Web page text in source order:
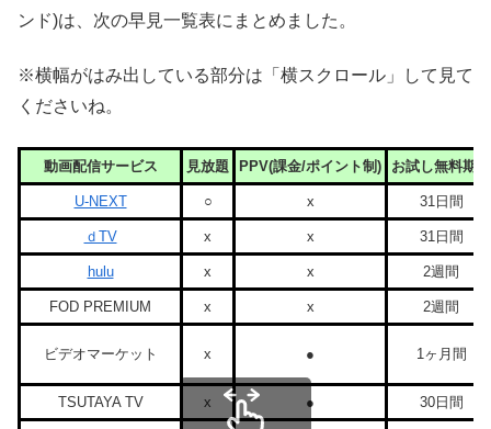
ンド)は、次の早見一覧表にまとめました。
※横幅がはみ出している部分は「横スクロール」して見て
くださいね。
動画配信サービス 見放題 PPV(課金/ポイント制) お試し無料期間
U-NEXT ○ x 31日間
ｄTV x x 31日間
hulu x x 2週間
FOD PREMIUM x x 2週間
ビデオマーケット x ● 1ヶ月間
TSUTAYA TV x ● 30日間